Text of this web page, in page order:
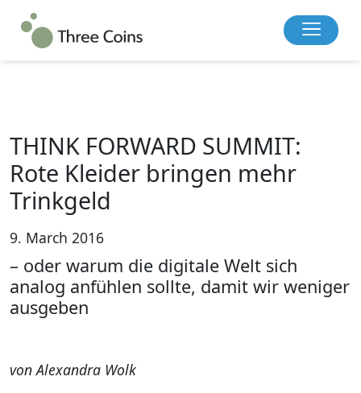
THINK FORWARD SUMMIT:
Rote Kleider bringen mehr
Trinkgeld
9. March 2016
– oder warum die digitale Welt sich
analog anfühlen sollte, damit wir weniger
ausgeben
von Alexandra Wolk